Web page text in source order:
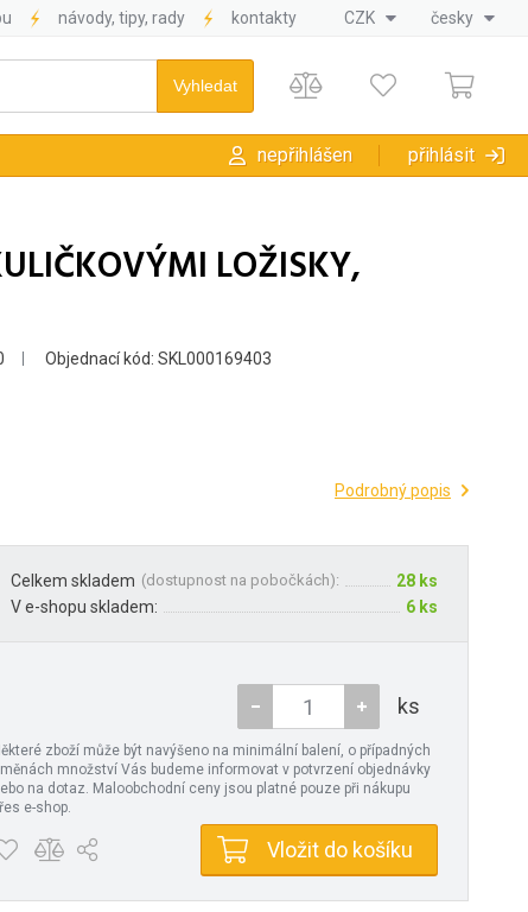
návody, tipy, rady kontakty CZK česky
nepřihlášen přihlásit
LOŽISKY,
Objednací kód: SKL000169403
Podrobný popis
Celkem skladem (dostupnost na pobočkách):
28 ks
V e-shopu skladem:
6 ks
ks
zboží může být navýšeno na minimální balení, o případných
množství Vás budeme informovat v potvrzení objednávky
na dotaz. Maloobchodní ceny jsou platné pouze při nákupu
e-shop.
Vložit do košíku